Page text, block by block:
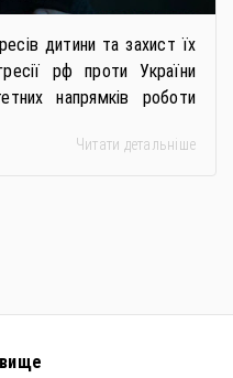
дитини та захист їх
рф проти України
напрямків роботи
дітей у
Читати детальніше